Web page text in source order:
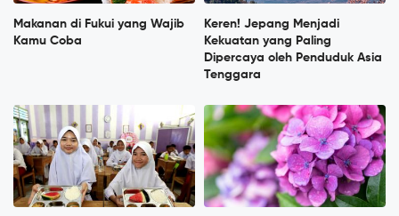
Makanan di Fukui yang Wajib
Kamu Coba
Keren! Jepang Menjadi
Kekuatan yang Paling
Dipercaya oleh Penduduk Asia
Tenggara